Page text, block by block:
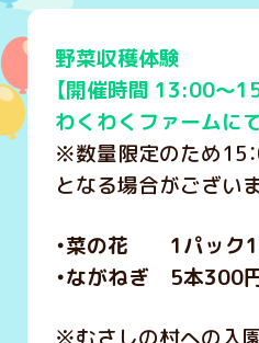
野菜収穫体験
【開催時間 13:00～
わくわくファームに
※数量限定のため15
となる場合がございま
・菜の花 1パック
・ながねぎ 5本300